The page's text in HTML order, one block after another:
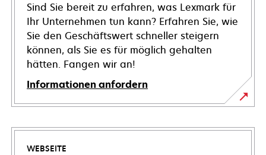
Sind Sie bereit zu erfahren, was Lexmark für
Ihr Unternehmen tun kann? Erfahren Sie, wie
Sie den Geschäftswert schneller steigern
können, als Sie es für möglich gehalten
hätten. Fangen wir an!
Informationen anfordern
WEBSEITE